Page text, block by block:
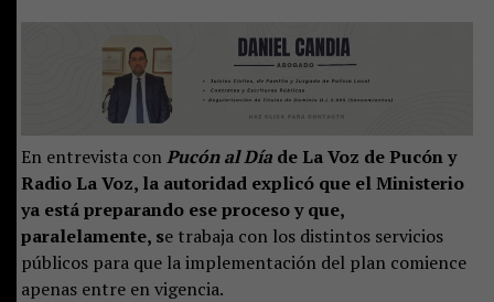
En entrevista conPucón al Díade La Voz de Pucón y
Radio La Voz, la autoridad explicó que el Ministerio
ya está preparando ese proceso y que,
paralelamente, se trabaja con los distintos servicios
públicos para que la implementación del plan comience
apenas entre en vigencia.